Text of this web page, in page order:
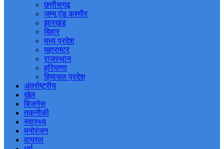
छत्तीसगढ़
जम्मू एंड कश्मीर
झारखंड
बिहार
मध्य प्रदेश
महाराष्ट्र
राजस्थान
हरियाणा
हिमाचल प्रदेश
अंतर्राष्ट्रीय
खेल
बिजनेस
तकनीकी
स्वास्थ्य
मनोरंजन
वायरल